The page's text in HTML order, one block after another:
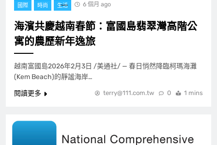
國際 時尚 生活 6 個月 ago
海濱共慶越南春節：富國島翡翠灣高階公
寓的農歷新年逸旅
越南富國島2026年2月3日 /美通社/ — 春日悄然降臨柯瑪海灘
(Kem Beach)的靜謐海岸…
閱讀更多
terry@111.com.tw 0 1 mins